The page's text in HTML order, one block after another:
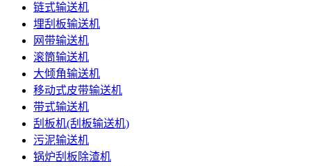
链式输送机
埋刮板输送机
网带输送机
滚筒输送机
大倾角输送机
移动式皮带输送机
带式输送机
刮板机(刮板输送机)
污泥输送机
锅炉刮板除渣机